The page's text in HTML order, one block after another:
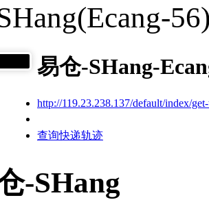
易仓-SHang-
http://119.23.238.137/default/index/
查询快递轨迹
-SHang